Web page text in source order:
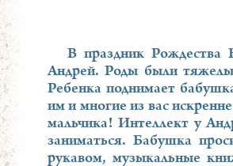
В праздник Рождества
Андрей. Роды были
Ребенка поднимает
им и многие из вас
мальчика! Интеллект у
заниматься. Бабушка
рукавом, музыкальные